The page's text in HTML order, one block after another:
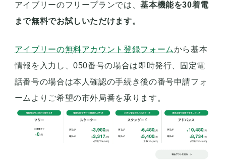
アイブリーのフリープランでは、基本機能を30着電
まで無料でお試しいただけます。
アイブリーの無料アカウント登録フォームから基本
情報を入力し、050番号の場合は即時発行、固定電
話番号の場合は本人確認の手続き後の番号申請フォ
ームよりご希望の市外局番を承ります。